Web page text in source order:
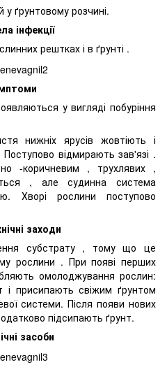
ґрунтовому розчині.
інфекції
рештках і в ґрунті .
у вигляді побуріння
нижніх ярусів жовтіють і
відмирають зав'язі .
-коричневим , трухлявих ,
, але судинна система
Хворі рослини поступово
заходи
субстрату , тому що це
рослини . При появі перших
омолоджування рослин:
і присипають свіжим ґрунтом
системи. Після появи нових
підсипають ґрунт.
засоби